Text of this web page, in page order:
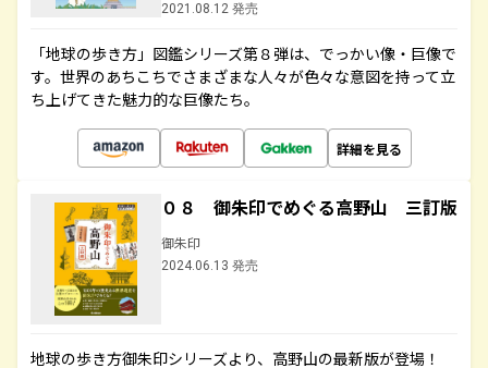
2021.08.12 発売
「地球の歩き方」図鑑シリーズ第８弾は、でっかい像・巨像で
す。世界のあちこちでさまざまな人々が色々な意図を持って立
ち上げてきた魅力的な巨像たち。
詳細を見る
０８ 御朱印でめぐる高野山 三訂版
御朱印
2024.06.13 発売
地球の歩き方御朱印シリーズより、高野山の最新版が登場！